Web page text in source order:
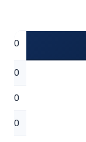
0
0
0
0